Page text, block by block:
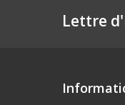
Lettre